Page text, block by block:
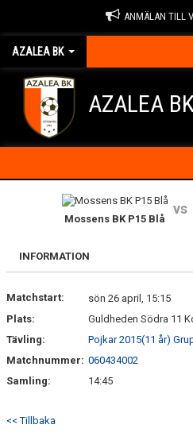
ANMÄLAN TILL
AZALEA BK
AZALEA
OM FÖRENINGEN
BLI MEDLEM
IDROTTSSKADOR
TRÄN.TIDER
Mossens BK P15 Blå
vs
INFORMATION
Matchstart:
sön 26 april, 15:15
Plats:
Guldheden Södra 11
Tävling:
Pojkar 2015(11 år)
Matchnummer: 060434002
Samling:
14:45
<< Tillbaka